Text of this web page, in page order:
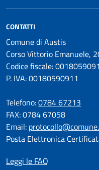
CONTATTI
Comune di Austis
Corso Vittorio Emanuele,
Codice fiscale:
P. IVA: 00180590911
Telefono:0784 67213
FAX: 0784 67058
Email:
Posta Elettronica
Leggi le FAQ